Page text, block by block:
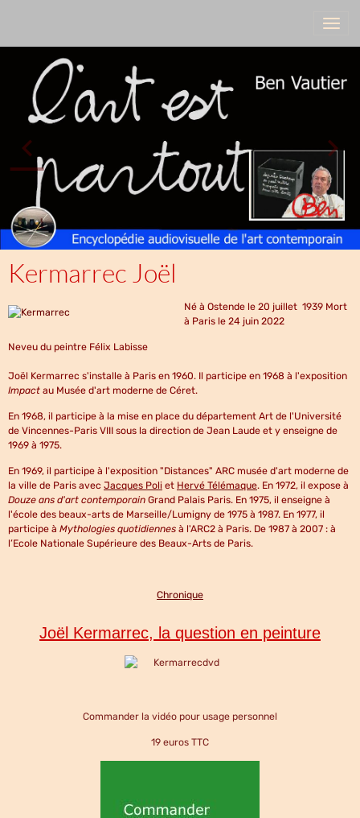
Kermarrec Joël
Né à Ostende le 20 juillet 1939 Mort
à Paris le 24 juin 2022
Neveu du peintre Félix Labisse
Joël Kermarrec s'installe à Paris en 1960. Il participe en 1968 à l'exposition
Impact au Musée d'art moderne de Céret.
En 1968, il participe à la mise en place du département Art de l'Université
de Vincennes-Paris VIII sous la direction de Jean Laude et y enseigne de
1969 à 1975.
En 1969, il participe à l'exposition "Distances" ARC musée d'art moderne de
la ville de Paris avec Jacques Poli et Hervé Télémaque. En 1972, il expose à
Douze ans d'art contemporain Grand Palais Paris. En 1975, il enseigne à
l'école des beaux-arts de Marseille/Lumigny de 1975 à 1987. En 1977, il
participe à Mythologies quotidiennes à l'ARC2 à Paris. De 1987 à 2007 : à
l’Ecole Nationale Supérieure des Beaux-Arts de Paris.
Chronique
Joël Kermarrec, la question en peinture
Commander la vidéo pour usage personnel
19 euros TTC